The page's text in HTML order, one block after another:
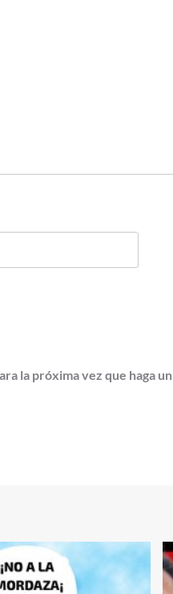
la próxima vez que haga un